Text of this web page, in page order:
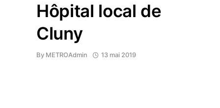
Hôpital local de
Cluny
By METROAdmin 13 mai 2019